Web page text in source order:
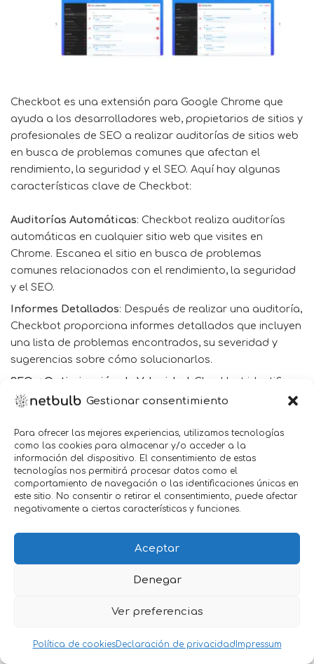
Gestionar consentimiento
Para ofrecer las mejores experiencias, utilizamos tecnologías
como las cookies para almacenar y/o acceder a la
información del dispositivo. El consentimiento de estas
tecnologías nos permitirá procesar datos como el
comportamiento de navegación o las identificaciones únicas en
este sitio. No consentir o retirar el consentimiento, puede afectar
negativamente a ciertas características y funciones.
Aceptar
Denegar
Ver preferencias
Política de cookiesDeclaración de privacidadImpressum
Checkbot es una extensión para Google Chrome que
ayuda a los desarrolladores web, propietarios de sitios y
profesionales de SEO a realizar auditorías de sitios web
en busca de problemas comunes que afectan el
rendimiento, la seguridad y el SEO. Aquí hay algunas
características clave de Checkbot:
Auditorías Automáticas: Checkbot realiza auditorías
automáticas en cualquier sitio web que visites en
Chrome. Escanea el sitio en busca de problemas
comunes relacionados con el rendimiento, la seguridad
y el SEO.
Informes Detallados: Después de realizar una auditoría,
Checkbot proporciona informes detallados que incluyen
una lista de problemas encontrados, su severidad y
sugerencias sobre cómo solucionarlos.
SEO y Optimización de Velocidad : Checkbot identifica
problemas de SEO, como etiquetas de título y meta
enlaces rotos y más. También analiza el rendimiento del
sitio, incluida la velocidad de carga de la página, el
tamaño de los recursos y las prácticas recomendadas
de optimización.
Seguridad y Privacidad: Checkbot verifica la seguridad
cookies seguras y las prácticas recomendadas de
Personalización y Configuración
necesidades específicas. Puedes ajustar la
problemas y definir criterios de severidad